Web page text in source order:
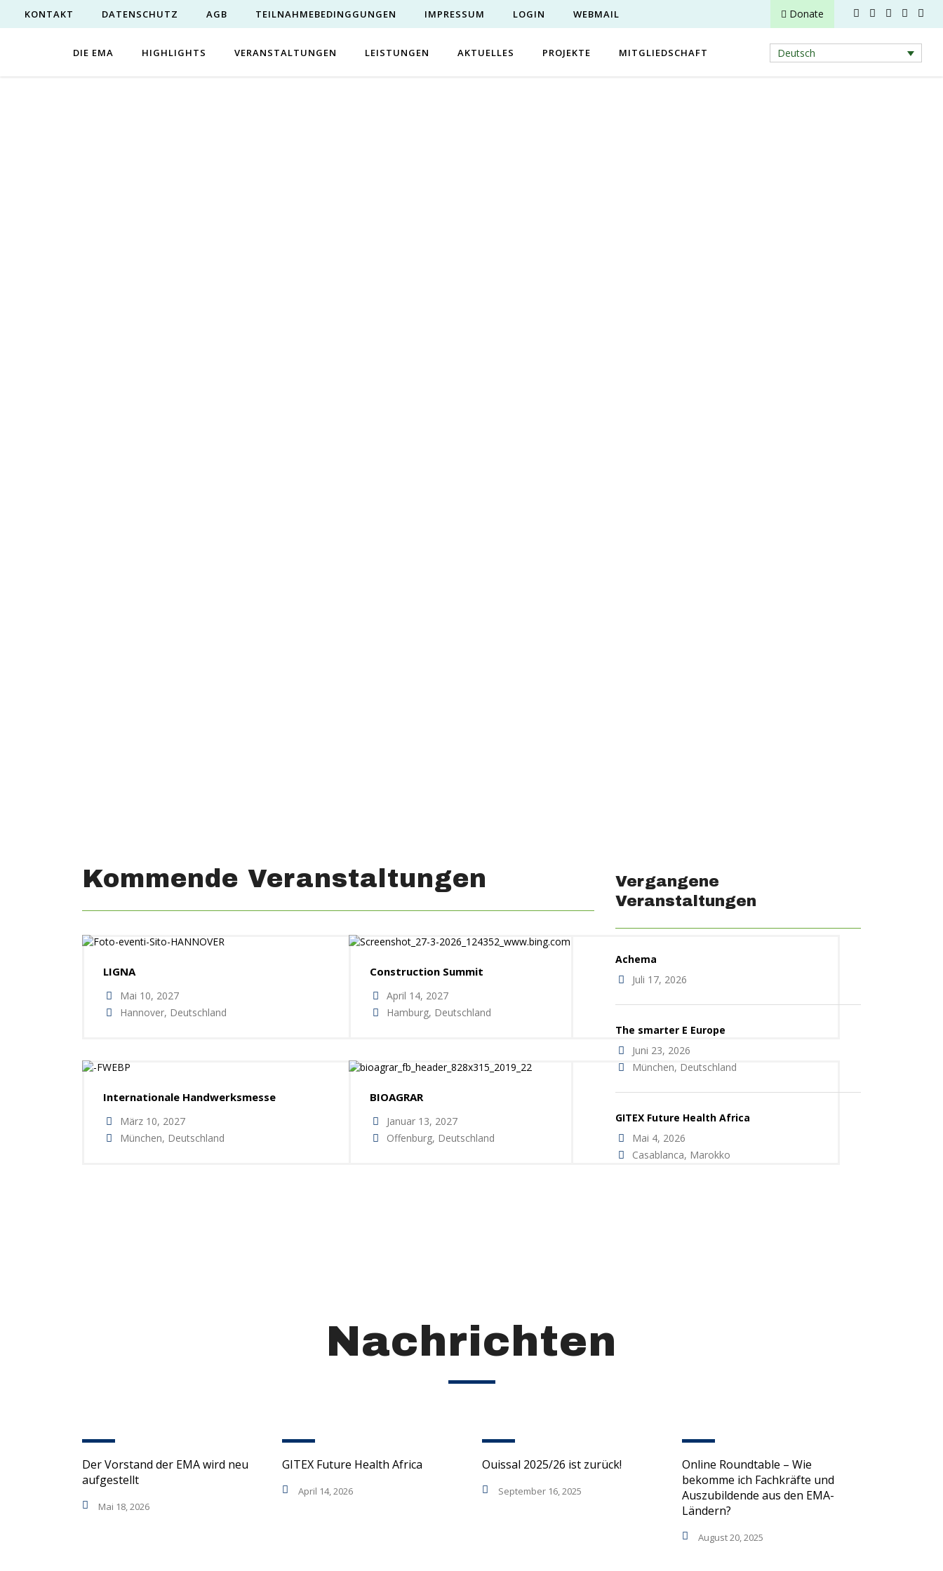
KONTAKT DATENSCHUTZ AGB TEILNAHMEBEDINGGUNGEN IMPRESSUM LOGIN WEBMAIL Donate
DIE EMA HIGHLIGHTS VERANSTALTUNGEN LEISTUNGEN AKTUELLES PROJEKTE MITGLIEDSCHAFT Deutsch
Kommende Veranstaltungen
LIGNA
Mai 10, 2027
Hannover, Deutschland
Construction Summit
April 14, 2027
Hamburg, Deutschland
Internationale Handwerksmesse
März 10, 2027
München, Deutschland
BIOAGRAR
Januar 13, 2027
Offenburg, Deutschland
Vergangene
Veranstaltungen
Achema
Juli 17, 2026
The smarter E Europe
Juni 23, 2026
München, Deutschland
GITEX Future Health Africa
Mai 4, 2026
Casablanca, Marokko
Nachrichten
Der Vorstand der EMA wird neu
aufgestellt
Mai 18, 2026
GITEX Future Health Africa
April 14, 2026
Ouissal 2025/26 ist zurück!
September 16, 2025
Online Roundtable – Wie
bekomme ich Fachkräfte und
Auszubildende aus den EMA-
Ländern?
August 20, 2025